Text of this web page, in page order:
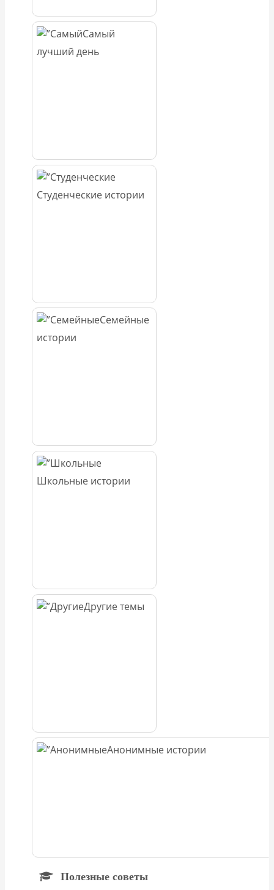
Самый
лучший день
Студенческие истории
Семейные
истории
Школьные истории
Другие темы
Анонимные истории
Полезные советы